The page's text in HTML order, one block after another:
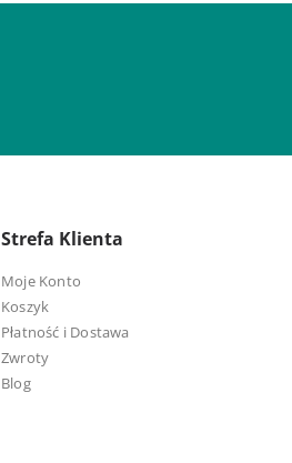
Strefa Klienta
Moje Konto
Koszyk
Płatność i Dostawa
Zwroty
Blog